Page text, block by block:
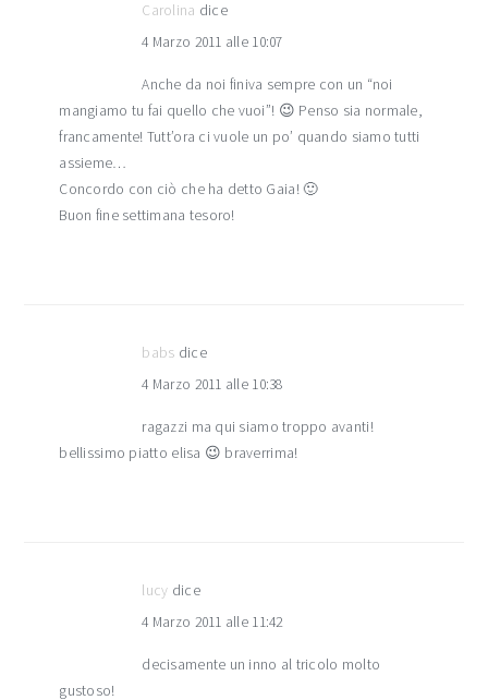
Carolina dice
4 Marzo 2011 alle 10:07
Anche da noi finiva sempre con un “noi
mangiamo tu fai quello che vuoi”! 😉 Penso sia normale,
francamente! Tutt’ora ci vuole un po’ quando siamo tutti
assieme…
Concordo con ciò che ha detto Gaia! 🙂
Buon fine settimana tesoro!
babs dice
4 Marzo 2011 alle 10:38
ragazzi ma qui siamo troppo avanti!
bellissimo piatto elisa 😉 braverrima!
lucy dice
4 Marzo 2011 alle 11:42
decisamente un inno al tricolo molto
gustoso!